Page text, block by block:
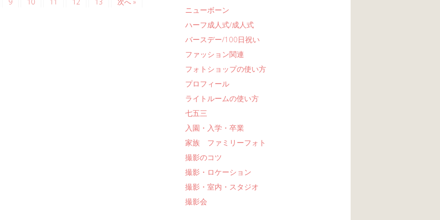
ニューボーン
ハーフ成人式/成人式
バースデー/100日祝い
ファッション関連
フォトショップの使い方
プロフィール
ライトルームの使い方
七五三
入園・入学・卒業
家族 ファミリーフォト
撮影のコツ
撮影・ロケーション
撮影・室内・スタジオ
撮影会